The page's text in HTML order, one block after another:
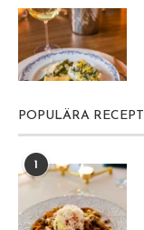
POPULÄRA RECEPT
1